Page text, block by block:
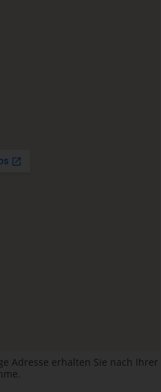
Adresse erhalten Sie nach Ihrer